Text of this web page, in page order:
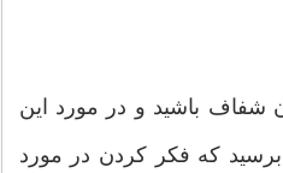
شفاف باشید و در مورد این
كه فكر كردن در مورد